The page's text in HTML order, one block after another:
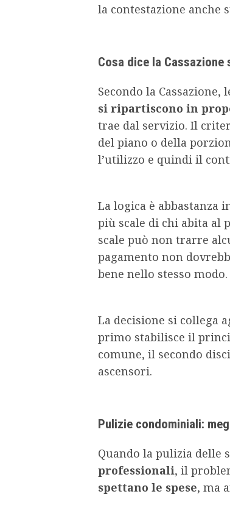
la contestazione anche
Cosa dice la
Secondo la
si ripartiscono in
trae dal servizio. Il
del piano o della
l’utilizzo e quindi il
La logica è abbastanza
più scale di chi abita al
scale può non trarre
pagamento non
bene nello stesso modo.
La decisione si collega
primo stabilisce il
comune, il secondo
ascensori.
Pulizie condominiali:
Quando la pulizia delle
professionali, il
spettano le spese, ma